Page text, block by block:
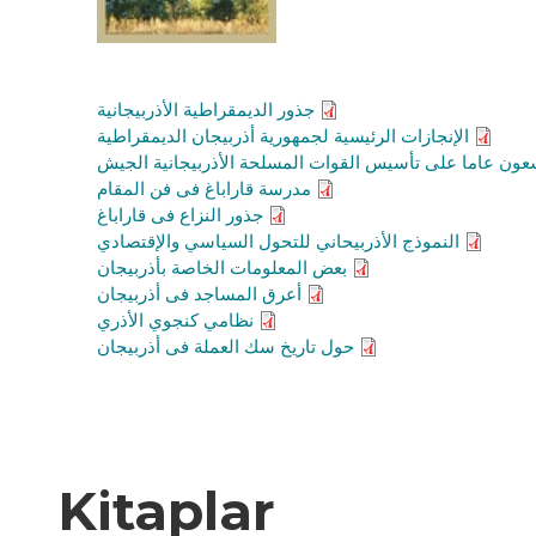
جذور الديمقراطية الأذربيجانية
الإنجازات الرئيسية لجمهورية أذربيجان الديمقراطية
عاما على تأسيس القوات المسلحة الأذربيجانية الجيش
مدرسة قاراباغ فى فن المقام
جذور النزاع فى قاراباغ
النموذج الأذربيحاني للتحول السياسي والإقتصادي
بعض المعلومات الخاصة بأذربيجان
أعرق المساجد فى أذربيجان
نظامي كنجوي الأذري
حول تاريخ سك العملة فى أذربيجان
Kitaplar